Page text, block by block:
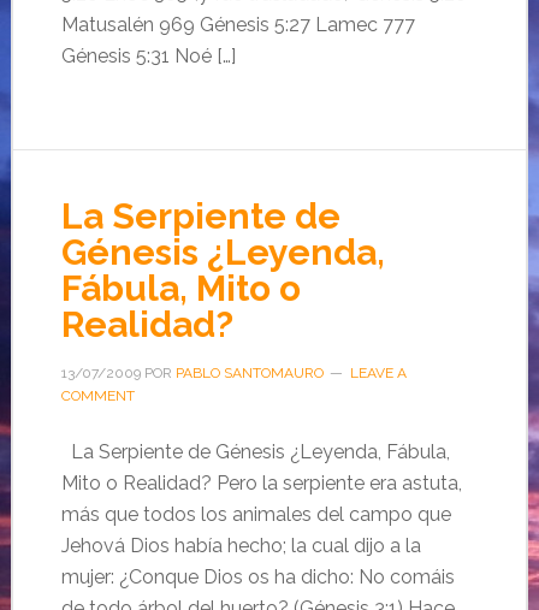
Matusalén 969 Génesis 5:27 Lamec 777
Génesis 5:31 Noé […]
La Serpiente de
Génesis ¿Leyenda,
Fábula, Mito o
Realidad?
13/07/2009POR PABLO SANTOMAURO
LEAVE A
COMMENT
La Serpiente de Génesis ¿Leyenda, Fábula,
Mito o Realidad? Pero la serpiente era astuta,
más que todos los animales del campo que
Jehová Dios había hecho; la cual dijo a la
mujer: ¿Conque Dios os ha dicho: No comáis